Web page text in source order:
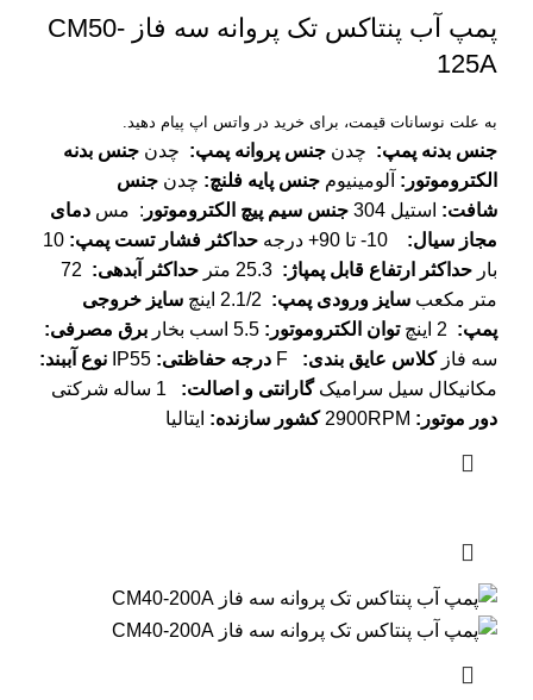
پمپ آب پنتاکس تک پروانه سه فاز CM50-
125A
به علت نوسانات قیمت، برای خرید در واتس اپ پیام دهید.
جنس بدنه پمپ: چدن جنس پروانه پمپ: چدن جنس بدنه
الکتروموتور : آلومینیوم جنس پایه فلنچ: چدن جنس
شافت: استیل 304 جنس سیم پیچ الکتروموتور : مس دمای
مجاز سیال: حداکثر فشار تست پمپ:
10
بار حداکثر ارتفاع قابل پمپاژ : حداکثر آبدهی:
72
متر مکعب سایز ورودی پمپ:
سایز خروجی
پمپ: توان الکتروموتور : برق مصرفی:
سه فازکلاس عایق بندی: درجه حفاظتی: نوع آببند:
مکانیکال سیل سرامیکگارانتی و اصالت:
دور موتور : کشور سازنده: ایتالیا